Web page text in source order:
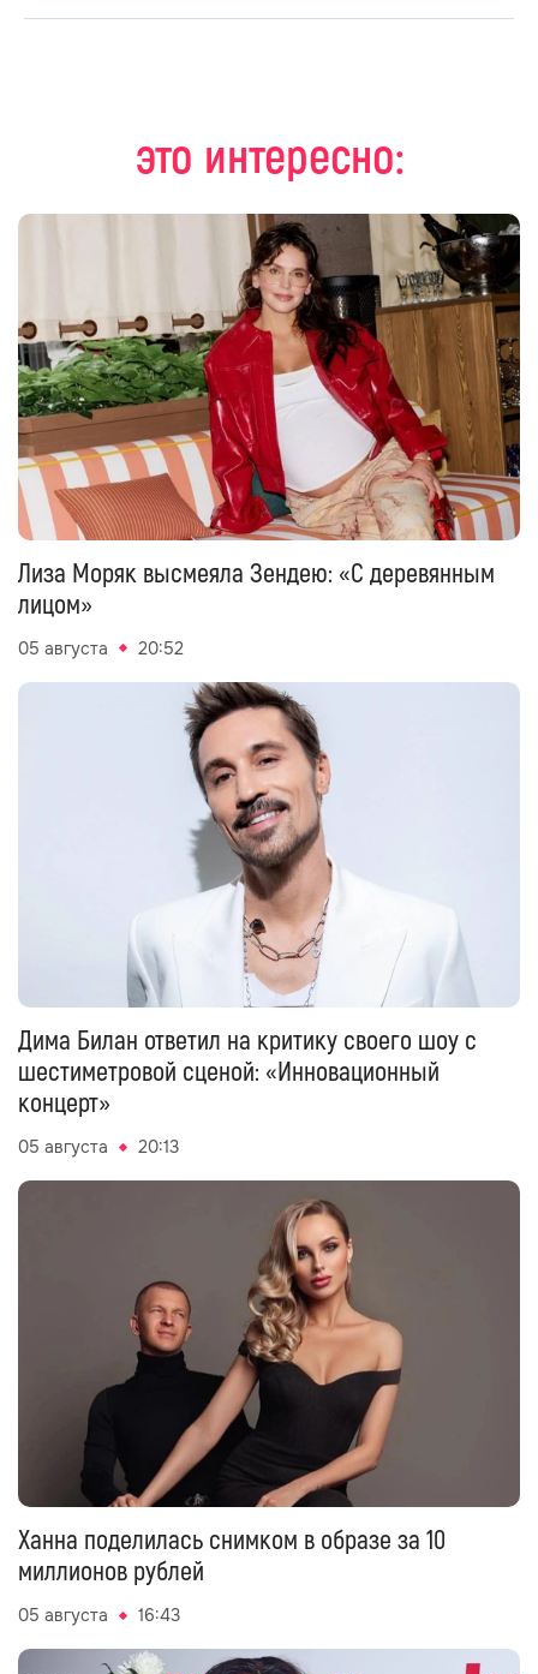
это интересно:
Лиза Моряк высмеяла Зендею: «С деревянным
лицом»
05 августа 20:52
Дима Билан ответил на критику своего шоу с
шестиметровой сценой: «Инновационный
концерт»
05 августа 20:13
Ханна поделилась снимком в образе за 10
миллионов рублей
05 августа 16:43